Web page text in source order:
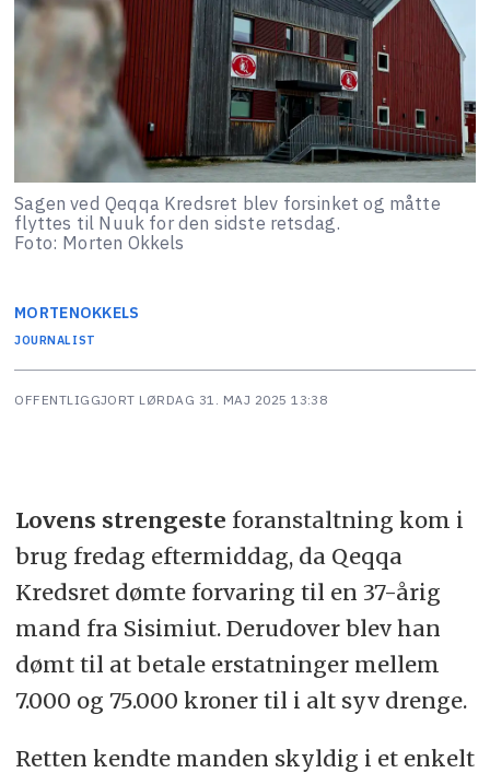
Sagen ved Qeqqa Kredsret blev forsinket og måtte
flyttes til Nuuk for den sidste retsdag.
Foto: Morten Okkels
MORTENOKKELS
JOURNALIST
OFFENTLIGGJORT LØRDAG 31. MAJ 2025 13:38
Lovens strengeste foranstaltning kom i
brug fredag eftermiddag, da Qeqqa
Kredsret dømte forvaring til en 37-årig
mand fra Sisimiut. Derudover blev han
dømt til at betale erstatninger mellem
7.000 og 75.000 kroner til i alt syv drenge.
Retten kendte manden skyldig i et enkelt